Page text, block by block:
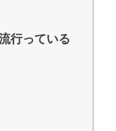
行っている